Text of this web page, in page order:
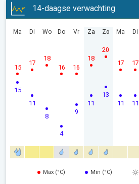
14-daagse verwachting
Ma
15
15
Di
11
17
Wo
8
18
Do
4
16
Vr
9
16
Za
11
18
Zo
13
20
Ma
11
17
Di
11
17
Max (°C) Min (°C)